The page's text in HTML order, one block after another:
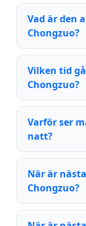
Vad är den
Chongzuo?
Vilken tid
Chongzuo?
Varför ser
natt?
När är
Chongzuo?